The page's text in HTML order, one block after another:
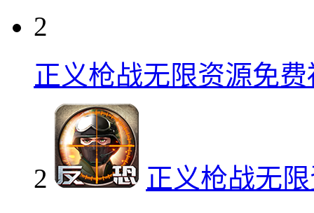
2
正义枪战无限资源免
2
正义枪战无